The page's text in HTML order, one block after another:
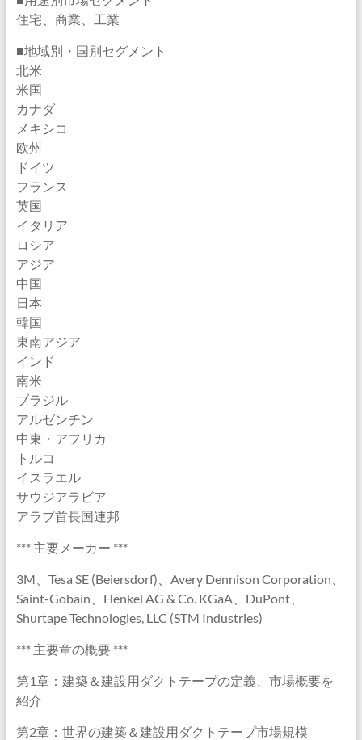
住宅、商業、工業
■地域別・国別セグメント
北米
米国
カナダ
メキシコ
欧州
ドイツ
フランス
英国
イタリア
ロシア
アジア
中国
日本
韓国
東南アジア
インド
南米
ブラジル
アルゼンチン
中東・アフリカ
トルコ
イスラエル
サウジアラビア
アラブ首長国連邦
*** 主要メーカー ***
3M、Tesa SE (Beiersdorf)、Avery Dennison Corporation、
Saint-Gobain、Henkel AG & Co. KGaA、DuPont、
Shurtape Technologies, LLC (STM Industries)
*** 主要章の概要 ***
第1章：建築＆建設用ダクトテープの定義、市場概要を
紹介
第2章：世界の建築＆建設用ダクトテープ市場規模